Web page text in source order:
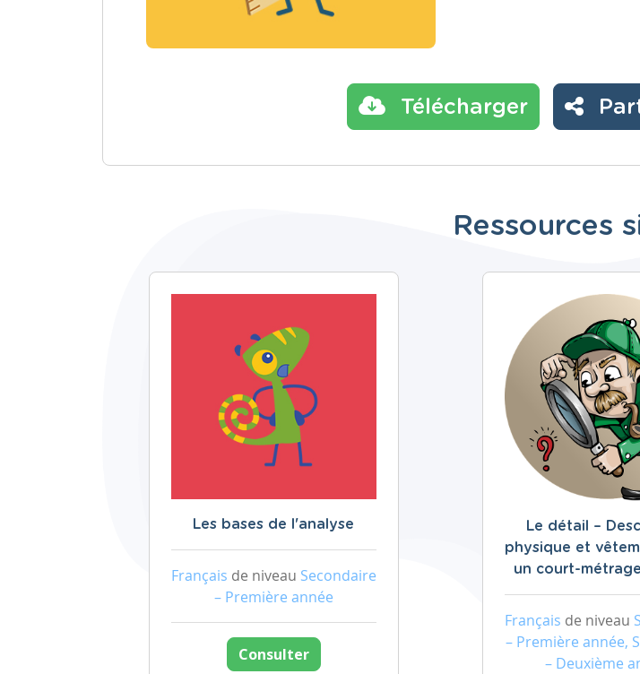
Télécharger
Ressources
Les bases de l'analyse
Français de niveau Secondaire
– Première année
Consulter
Le détail –
physique et
un court-
Français de niveau
– Première année,
– Deuxième